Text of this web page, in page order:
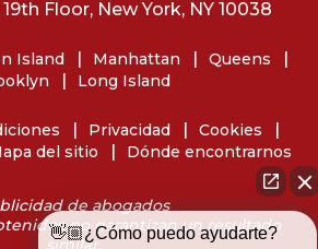
Floor, New York, NY 10038
de abogados
no garantizan un resultado
similar.
Island Manhattan
Queens
Long Island
Privacidad
Cookies
del sitio Dónde encontrarnos
👋🏼¿Cómo puedo ayudarte?